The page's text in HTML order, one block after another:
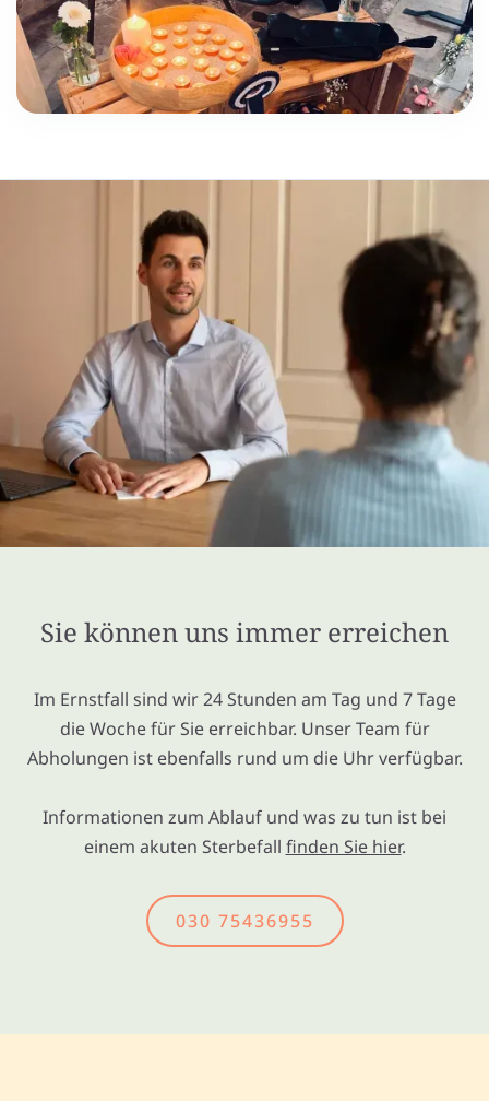
Sie können uns immer erreichen
Im Ernstfall sind wir 24 Stunden am Tag und 7 Tage
die Woche für Sie erreichbar. Unser Team für
Abholungen ist ebenfalls rund um die Uhr verfügbar.
Informationen zum Ablauf und was zu tun ist bei
einem akuten Sterbefall finden Sie hier.
030 75436955